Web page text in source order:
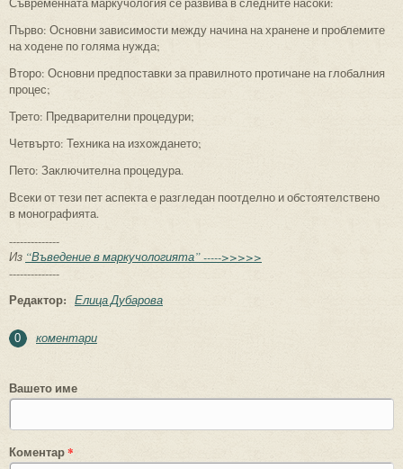
Първо: Основни зависимости между начина на хранене и проблемите
на ходене по голяма нужда;
Второ: Основни предпоставки за правилното протичане на глобалния
процес;
Трето: Предварителни процедури;
Четвърто: Техника на изхождането;
Пето: Заключителна процедура.
Всеки от тези пет аспекта е разгледан поотделно и обстоятелствено
в монографията.
--------------
Из “Въведение в маркучологията” ----->>>>>
--------------
Редактор: Елица Дубарова
0 коментари
Вашето име
Коментар*